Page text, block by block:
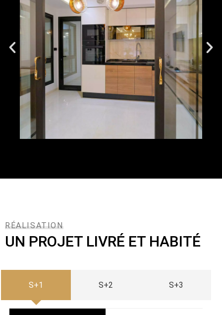
RÉALISATION
UN PROJET LIVRÉ ET HABITÉ
S+1 S+2 S+3